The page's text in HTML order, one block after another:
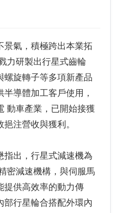
景氣，積極跨出本業拓
力研製出行星式齒輪
螺旋轉子等多項新產品
半導體加工客戶使用，
動車產業，已開始接獲
注營收與獲利。
指出，行星式減速機為
密減速機構，與伺服馬
提供高效率的動力傳
部行星輪合搭配外環內